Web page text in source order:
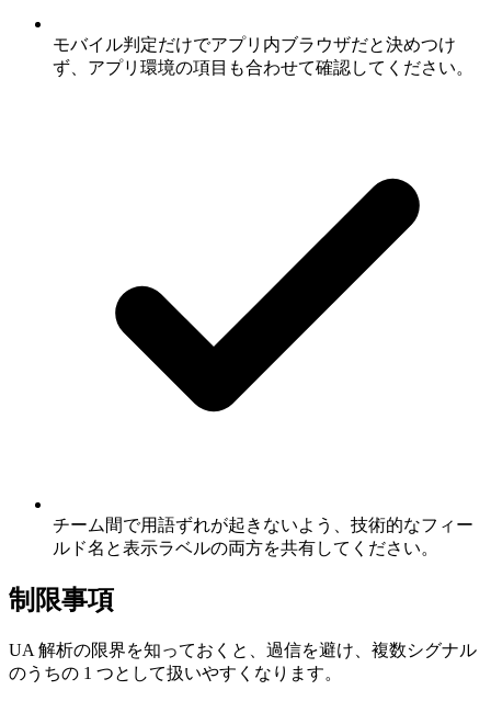
モバイル判定だけでアプリ内ブラウザだと決めつけ
ず、アプリ環境の項目も合わせて確認してください。
チーム間で用語ずれが起きないよう、技術的なフィー
ルド名と表示ラベルの両方を共有してください。
制限事項
UA 解析の限界を知っておくと、過信を避け、複数シグナル
のうちの 1 つとして扱いやすくなります。